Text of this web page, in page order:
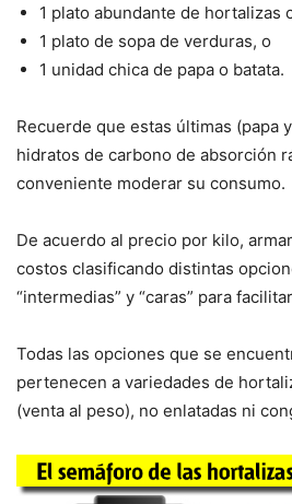
1 plato abundante de hortalizas
1 plato de sopa de verduras, o
1 unidad chica de papa o batata.
Recuerde que estas últimas (papa
hidratos de carbono de absorción
conveniente moderar su consumo.
De acuerdo al precio por kilo,
costos clasificando distintas
“intermedias” y “caras” para
Todas las opciones que se
pertenecen a variedades de
(venta al peso), no enlatadas ni